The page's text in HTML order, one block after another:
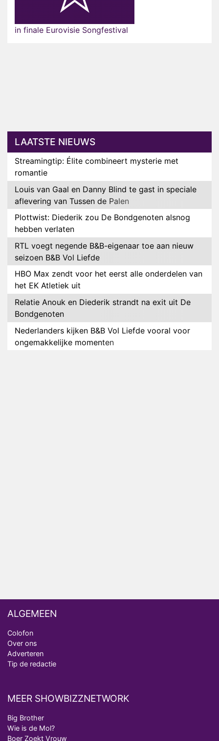
in finale Eurovisie Songfestival
LAATSTE NIEUWS
Streamingtip: Élite combineert mysterie met
romantie
Louis van Gaal en Danny Blind te gast in speciale
aflevering van Tussen de Palen
Plottwist: Diederik zou De Bondgenoten alsnog
hebben verlaten
RTL voegt negende B&B-eigenaar toe aan nieuw
seizoen B&B Vol Liefde
HBO Max zendt voor het eerst alle onderdelen van
het EK Atletiek uit
Relatie Anouk en Diederik strandt na exit uit De
Bondgenoten
Nederlanders kijken B&B Vol Liefde vooral voor
ongemakkelijke momenten
ALGEMEEN
Colofon
Over ons
Adverteren
Tip de redactie
MEER SHOWBIZZNETWORK
Big Brother
Wie is de Mol?
Boer Zoekt Vrouw